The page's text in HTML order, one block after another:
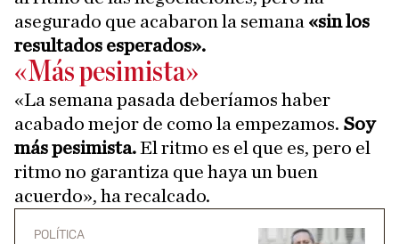
asegurado que acabaron la semana «sin los
resultados esperados».
«Más pesimista»
«La semana pasada deberíamos haber
acabado mejor de como la empezamos. Soy
más pesimista.El ritmo es el que es, pero el
ritmo no garantiza que haya un buen
acuerdo», ha recalcado.
POLÍTICA